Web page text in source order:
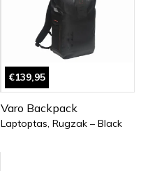
€139,95
Varo Backpack
Laptoptas, Rugzak – Black